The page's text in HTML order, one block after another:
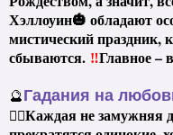
Хэллоуин🎃 обладают
мистический праздник,
сбываются. ‼️Главное –
🔮Гадания на
💁‍♀️Каждая не замужняя